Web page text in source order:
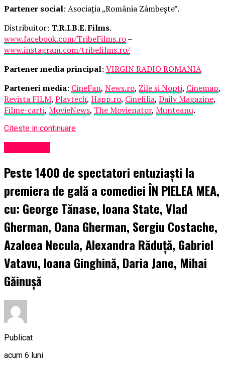
Partener social: Asociația „România Zâmbește”.
Distribuitor: T.R.I.B.E. Films.
www.facebook.com/TribeFilms.ro–
www.instagram.com/tribefilms.ro/
Partener media principal: VIRGIN RADIO ROMANIA
Parteneri media: CineFan, News.ro, Zile și Nopți, Cinemap,
Revista FILM, Playtech, Happ.ro, Cinefilia, Daily Magazine,
Filme-carti, MovieNews, The Movienator, Munteanu.
Citeste in continuare
Peste 1400 de spectatori entuziaști la
premiera de gală a comediei ÎN PIELEA MEA,
cu: George Tănase, Ioana State, Vlad
Gherman, Oana Gherman, Sergiu Costache,
Azaleea Necula, Alexandra Răduță, Gabriel
Vatavu, Ioana Ginghină, Daria Jane, Mihai
Găinușă
Publicat
acum 6 luni